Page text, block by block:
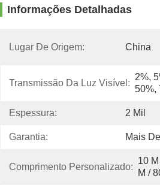
Informações Detalhadas
Lugar De Origem: China
Transmissão Da Luz Visível:
2%,
50%,
Espessura: 2 Mil
Garantia: Mais
Comprimento Personalizado:
10
M /